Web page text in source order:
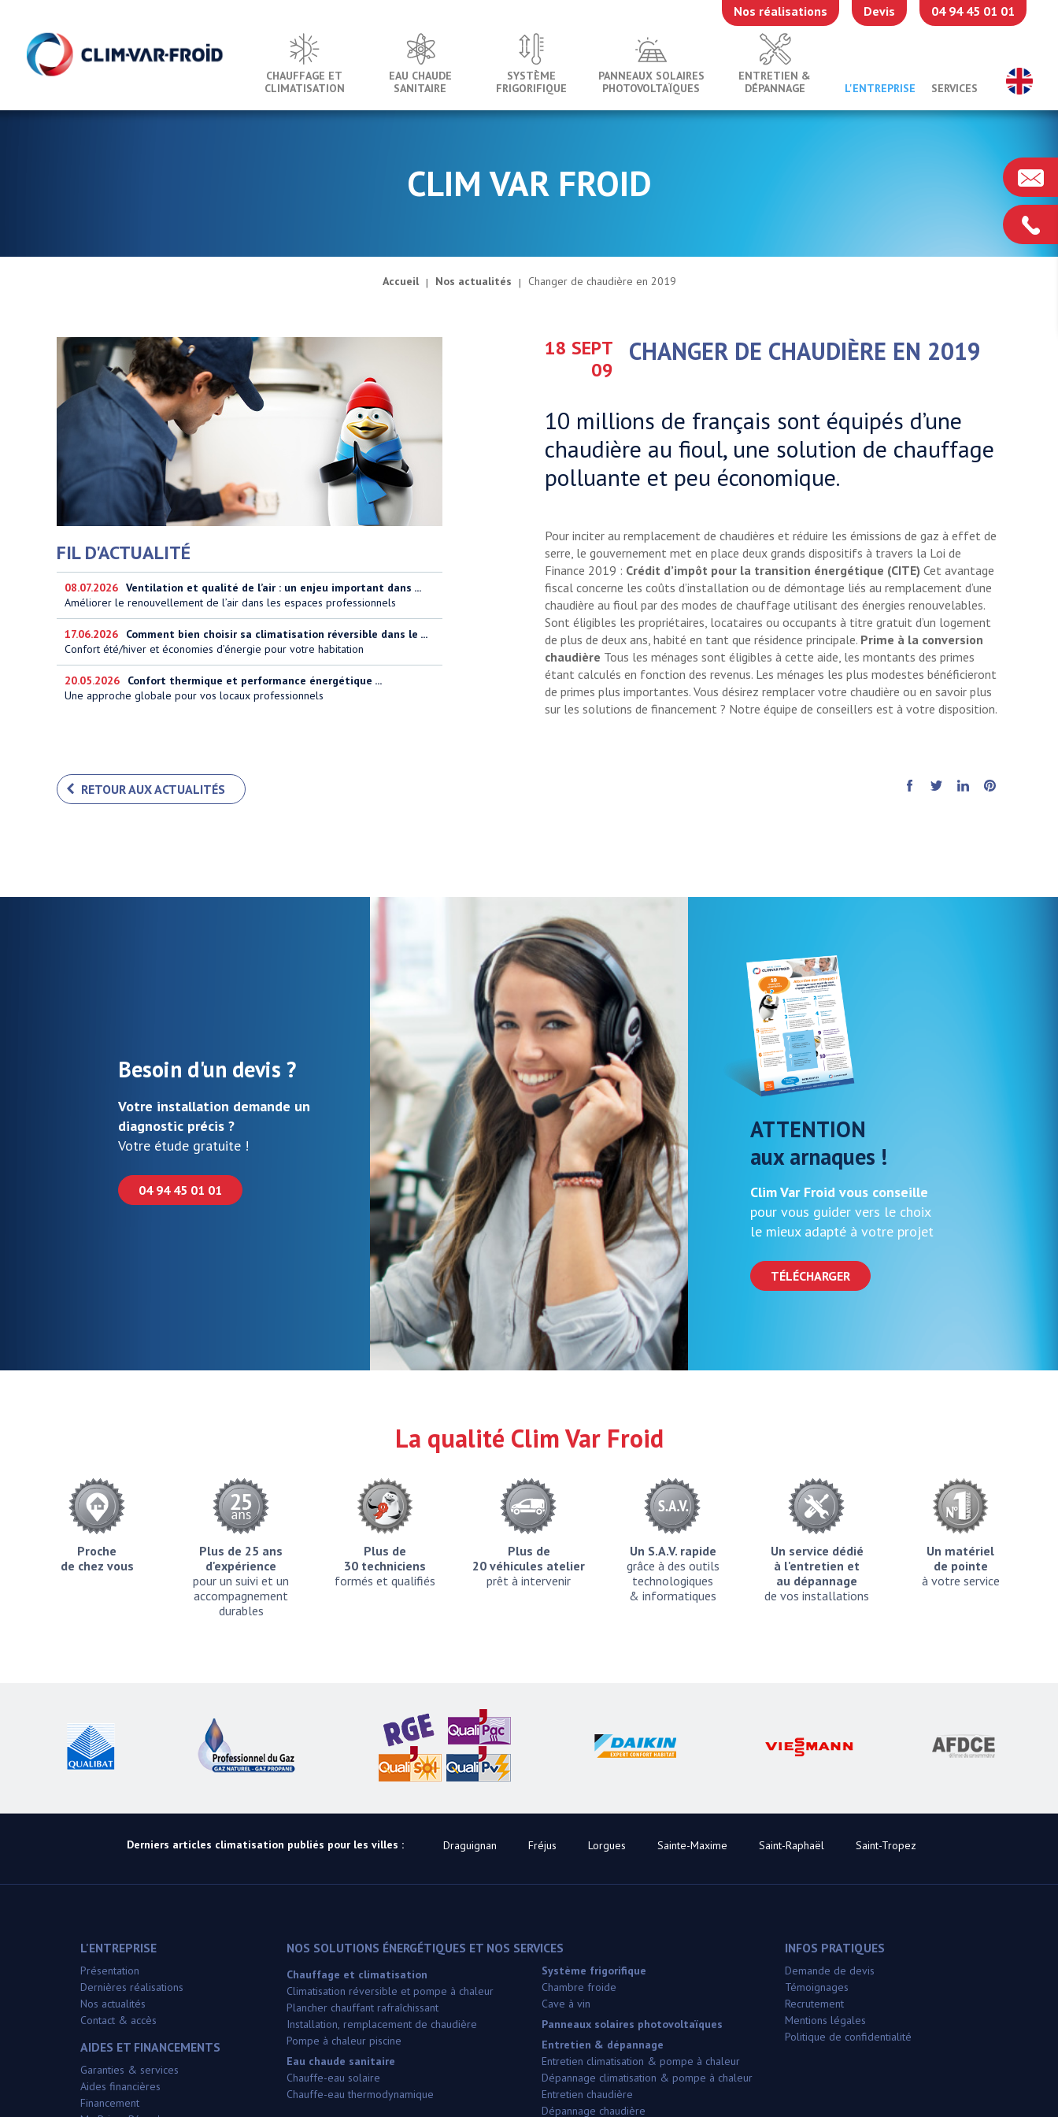
CHAUFFAGE ET
CLIMATISATION
EAU CHAUDE
SANITAIRE
SYSTÈME
FRIGORIFIQUE
PANNEAUX SOLAIRES
PHOTOVOLTAÏQUES
ENTRETIEN &
DÉPANNAGE
L'ENTREPRISE SERVICES
Nos réalisations Devis 04 94 45 01 01
CLIM VAR FROID
Accueil Nos actualités Changer de chaudière en 2019
18 SEPT
09
CHANGER DE CHAUDIÈRE EN 2019
10 millions de français sont équipés d’une
chaudière au fioul, une solution de chauffage
polluante et peu économique.
Pour inciter au remplacement de chaudières et réduire les émissions de gaz à effet de
serre, le gouvernement met en place deux grands dispositifs à travers la Loi de
Finance 2019 : Crédit d’impôt pour la transition énergétique (CITE) Cet avantage
fiscal concerne les coûts d’installation ou de démontage liés au remplacement d’une
chaudière au fioul par des modes de chauffage utilisant des énergies renouvelables.
Sont éligibles les propriétaires, locataires ou occupants à titre gratuit d’un logement
de plus de deux ans, habité en tant que résidence principale. Prime à la conversion
chaudière Tous les ménages sont éligibles à cette aide, les montants des primes
étant calculés en fonction des revenus. Les ménages les plus modestes bénéficieront
de primes plus importantes. Vous désirez remplacer votre chaudière ou en savoir plus
sur les solutions de financement ? Notre équipe de conseillers est à votre disposition.
FIL D'ACTUALITÉ
08.07.2026 Ventilation et qualité de l’air : un enjeu important dans ...
Améliorer le renouvellement de l’air dans les espaces professionnels
17.06.2026
Comment bien choisir sa climatisation réversible dans le ...
Confort été/hiver et économies d’énergie pour votre habitation
20.05.2026
Confort thermique et performance énergétique ...
Une approche globale pour vos locaux professionnels
RETOUR AUX ACTUALITÉS
Besoin d'un devis ?
Votre installation demande un
diagnostic précis ?
Votre étude gratuite !
04 94 45 01 01
ATTENTION
aux arnaques !
Clim Var Froid vous conseille
pour vous guider vers le choix
le mieux adapté à votre projet
TÉLÉCHARGER
La qualité Clim Var Froid
Proche
de chez vous
Plus de 25 ans
d'expérience
pour un suivi et un
accompagnement
durables
Plus de
30 techniciens
formés et qualifiés
Plus de
20 véhicules atelier
prêt à intervenir
Un S.A.V. rapide
grâce à des outils
technologiques
& informatiques
Un service dédié
à l'entretien et
au dépannage
de vos installations
Un matériel
de pointe
à votre service
Derniers articles climatisation publiés pour les villes : Draguignan Fréjus Lorgues Sainte-Maxime Saint-Raphaël Saint-Tropez
L'ENTREPRISE
Présentation
Dernières réalisations
Nos actualités
Contact & accès
AIDES ET FINANCEMENTS
Garanties & services
Aides financières
Financement
NOS SOLUTIONS ÉNERGÉTIQUES ET NOS SERVICES
Chauffage et climatisation
Climatisation réversible et pompe à chaleur
Plancher chauffant rafraîchissant
Installation, remplacement de chaudière
Pompe à chaleur piscine
Eau chaude sanitaire
Chauffe-eau solaire
Chauffe-eau thermodynamique
Système frigorifique
Chambre froide
Cave à vin
Panneaux solaires photovoltaïques
Entretien & dépannage
Entretien climatisation & pompe à chaleur
Dépannage climatisation & pompe à chaleur
Entretien chaudière
Dépannage chaudière
INFOS PRATIQUES
Demande de devis
Témoignages
Recrutement
Mentions légales
Politique de confidentialité